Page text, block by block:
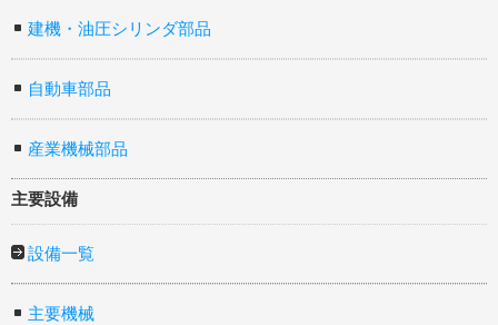
建機・油圧シリンダ部品
自動車部品
産業機械部品
主要設備
設備一覧
主要機械